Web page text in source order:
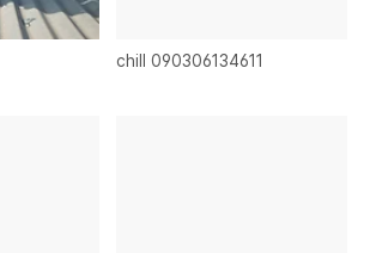
chill 090306134611